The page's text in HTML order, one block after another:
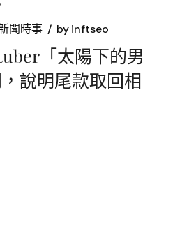
聞時事
byinftseo
「太陽下的男
說明尾款取回相